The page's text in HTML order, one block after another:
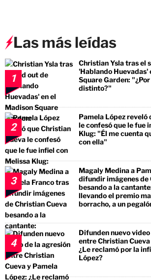
Las más leídas
1
Christian Ysla tras el
'Hablando Huevadas'
Square Garden:
distinto?"
2
Pamela López reveló
le confesó que le fue
Klug: "Él me cuenta
con ella"
3
Magaly Medina a
difundir imágenes de
besando a la
llevando el premio
borracho, a un
4
Difunden nuevo
entre Christian
¿Le reclamó por la
López?